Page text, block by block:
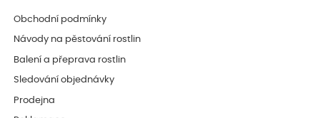
Obchodní podmínky
Návody na pěstování rostlin
Balení a přeprava rostlin
Sledování objednávky
Prodejna